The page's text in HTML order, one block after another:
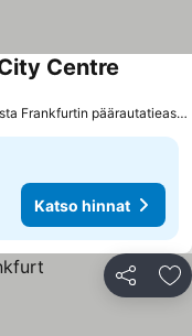
Centre
Frankfurtin
Katso hinnat
Jaa